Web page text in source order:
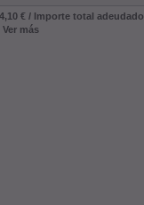
€ / Importe total adeudado
Ver más